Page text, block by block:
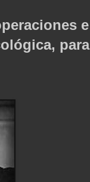
e
para